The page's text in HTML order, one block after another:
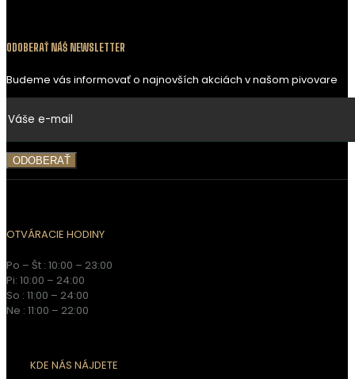
ODOBERAŤ NÁŠ NEWSLETTER
Budeme vás informovať o najnovších akciách v našom pivovare
OTVÁRACIE HODINY
Po – Št : 10:00 – 23:00
Pi: 10:00 – 24:00
So : 11:00 – 24:00
Ne : 11:00 – 22:00
KDE NÁS NÁJDETE